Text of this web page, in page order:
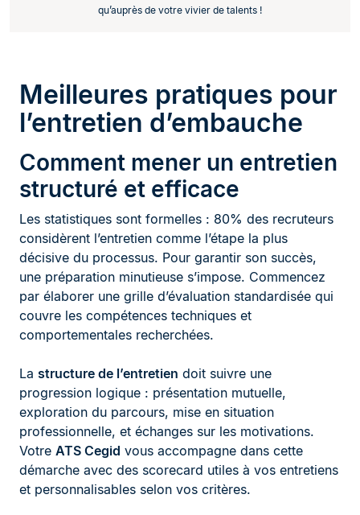
qu’auprès de votre vivier de talents !
Meilleures pratiques pour
l’entretien d’embauche
Comment mener un entretien
structuré et efficace
Les statistiques sont formelles : 80% des recruteurs
considèrent l’entretien comme l’étape la plus
décisive du processus. Pour garantir son succès,
une préparation minutieuse s’impose. Commencez
par élaborer une grille d’évaluation standardisée qui
couvre les compétences techniques et
comportementales recherchées.
La structure de l’entretien doit suivre une
progression logique : présentation mutuelle,
exploration du parcours, mise en situation
professionnelle, et échanges sur les motivations.
Votre ATS Cegid vous accompagne dans cette
démarche avec des scorecard utiles à vos entretiens
et personnalisables selon vos critères.